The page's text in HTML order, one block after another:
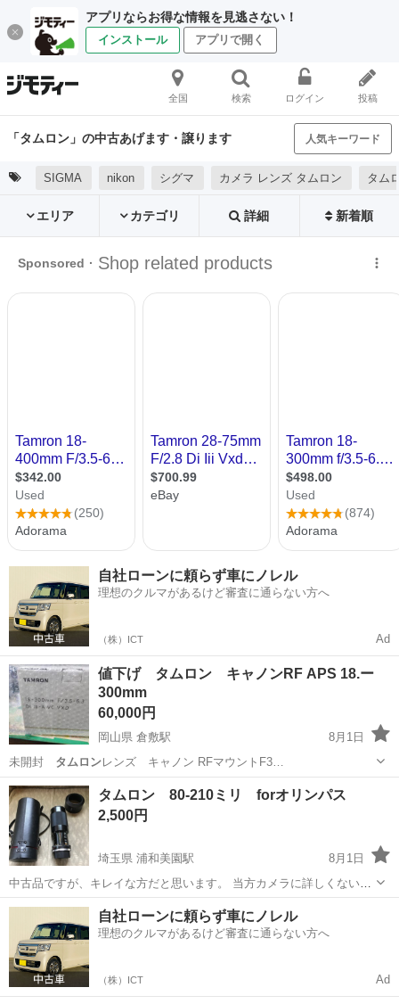
アプリならお得な情報を見逃さない！
インストール アプリで開く
全国 検索 ログイン 投稿
「タムロン」の中古あげます・譲ります 人気キーワード
SIGMA nikon シグマ カメラ レンズ タムロン タム
エリア カテゴリ 詳細 新着順
自社ローンに頼らず車にノレル
理想のクルマがあるけど審査に通らない方へ
（株）ICT Ad
値下げ タムロン キャノンRF APS 18.ー
300mm
60,000円
岡山県 倉敷駅
8月1日
未開封 タムロン レンズ キャノン RFマウントF3…
岡山 倉敷市
タムロン 80-210ミリ forオリンパス
2,500円
埼玉県 浦和美園駅
8月1日
中古品ですが、キレイな方だと思います。 当方カメラに詳しくない
為、詳しいことは分かりませんのでご了承くださいませ。
埼玉 さいたま市 浦和美園駅 その他
自社ローンに頼らず車にノレル
理想のクルマがあるけど審査に通らない方へ
（株）ICT Ad